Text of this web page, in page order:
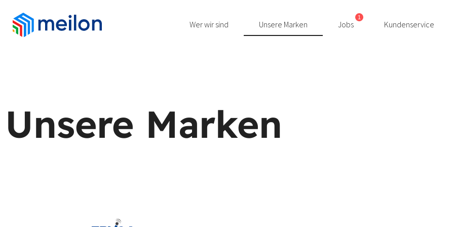
Wer wir sind Unsere Marken Jobs
1
Kundenservice
Unsere Marken